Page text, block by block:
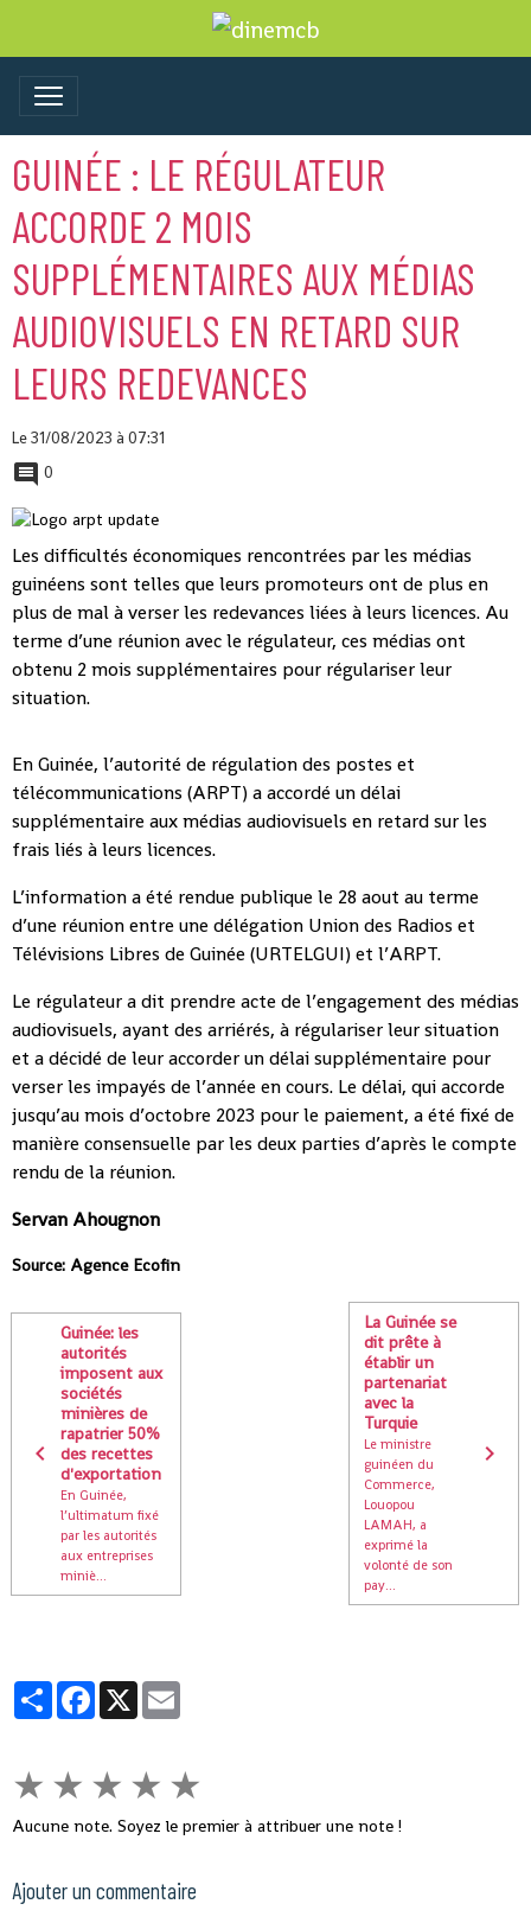
GUINÉE : LE RÉGULATEUR
ACCORDE 2 MOIS
SUPPLÉMENTAIRES AUX MÉDIAS
AUDIOVISUELS EN RETARD SUR
LEURS REDEVANCES
Le 31/08/2023 à 07:31
0
Les difficultés économiques rencontrées par les médias
guinéens sont telles que leurs promoteurs ont de plus en
plus de mal à verser les redevances liées à leurs licences. Au
terme d’une réunion avec le régulateur, ces médias ont
obtenu 2 mois supplémentaires pour régulariser leur
situation.
En Guinée, l’autorité de régulation des postes et
télécommunications (ARPT) a accordé un délai
supplémentaire aux médias audiovisuels en retard sur les
frais liés à leurs licences.
L’information a été rendue publique le 28 aout au terme
d’une réunion entre une délégation Union des Radios et
Télévisions Libres de Guinée (URTELGUI) et l’ARPT.
Le régulateur a dit prendre acte de l’engagement des médias
audiovisuels, ayant des arriérés, à régulariser leur situation
et a décidé de leur accorder un délai supplémentaire pour
verser les impayés de l’année en cours. Le délai, qui accorde
jusqu’au mois d’octobre 2023 pour le paiement, a été fixé de
manière consensuelle par les deux parties d’après le compte
rendu de la réunion.
Servan Ahougnon
Source: Agence Ecofin
Guinée: les
autorités
imposent aux
sociétés
minières de
rapatrier 50%
des recettes
d'exportation
En Guinée,
l’ultimatum fixé
par les autorités
aux entreprises
miniè...
La Guinée se
dit prête à
établir un
partenariat
avec la
Turquie
Le ministre
guinéen du
Commerce,
Louopou
LAMAH, a
exprimé la
volonté de son
pay...
PartagerFacebook
X
★ ★ ★ ★ ★
Aucune note. Soyez le premier à attribuer une note !
Ajouter un commentaire